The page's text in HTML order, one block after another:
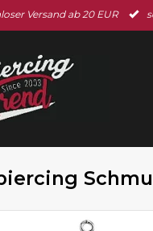
Versand ab 20 EUR